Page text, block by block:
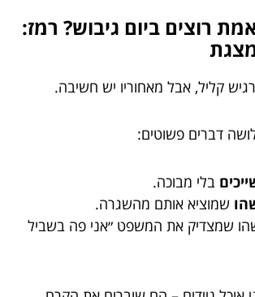
רוצים ביום גיבוש? רמז:
קליל, אבל מאחוריו יש חשיבה.
דברים פשוטים:
בלי מבוכה.
שמוציא אותם מהשגרה.
שמצדיק את המשפט ״אני פה בשביל